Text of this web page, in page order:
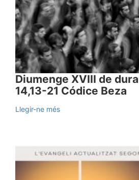
Diumenge XVIII de
14,13-21 Códice Beza
Llegir-ne més